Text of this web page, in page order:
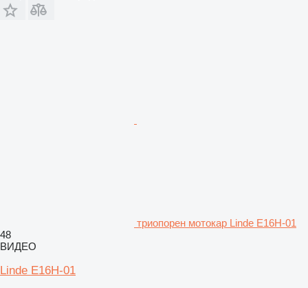
триопорен мотокар Linde E16H-01
48
ВИДЕО
Linde E16H-01